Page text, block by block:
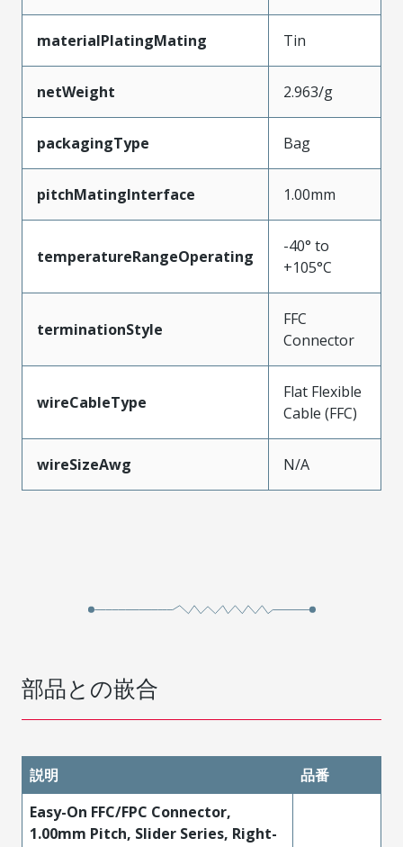
materialPlatingMating Tin
netWeight 2.963/g
packagingType Bag
pitchMatingInterface 1.00mm
temperatureRangeOperating
-40° to
+105°C
terminationStyle
FFC
Connector
wireCableType
Flat Flexible
Cable (FFC)
wireSizeAwg N/A
部品との嵌合
説明
品番
Easy-On FFC/FPC Connector,
1.00mm Pitch, Slider Series, Right-